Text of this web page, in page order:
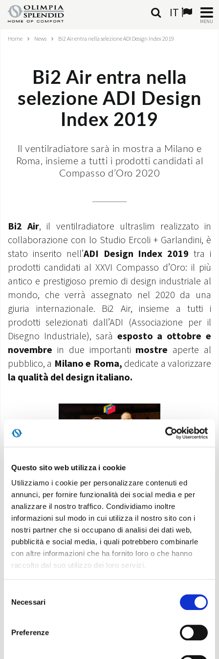
Questo sito web utilizza i cookie
Utilizziamo i cookie per personalizzare contenuti ed
annunci, per fornire funzionalità dei social media e per
analizzare il nostro traffico. Condividiamo inoltre
informazioni sul modo in cui utilizza il nostro sito con i
nostri partner che si occupano di analisi dei dati web,
pubblicità e social media, i quali potrebbero combinarle
con altre informazioni che ha fornito loro o che hanno
raccolto dal suo utilizzo dei loro servizi.
delNecessari
Preferenze
IT
MENU
ITALIANO
CLIMATIZZAZIONE
SISTEMI INTEGRATI
MONDO OS
ASSISTENZA E GARANZIE
CENTRI ASSISTENZA E RICAMBI
AREA DOWNLOAD
Home News Bi2 Air entra nella selezione ADI Design Index 2019
Bi2 Air entra nella
selezione ADI Design
Index 2019
Il ventilradiatore sarà in mostra a Milano e
Roma, insieme a tutti i prodotti candidati al
Compasso d’Oro 2020
Bi2 Air, il ventilradiatore ultraslim realizzato in
collaborazione con lo Studio Ercoli + Garlandini, è
stato inserito nell’ADI Design Index 2019 tra i
prodotti candidati al XXVI Compasso d’Oro: il più
antico e prestigioso premio di design industriale al
mondo, che verrà assegnato nel 2020 da una
giuria internazionale. Bi2 Air, insieme a tutti i
prodotti selezionati dall’ADI (Associazione per il
Disegno Industriale), sarà esposto a ottobre e
novembre in due importanti mostre aperte al
pubblico, a Milano e Roma, dedicate a valorizzare
la qualità del design italiano.
Roberto Saccone, Presidente di Olimpia
Splendid
Per Olimpia Splendid, l’inserimento nell’ADI
Design Index 2019 è un riconoscimento
importante che premia una caratteristica storica
dell’azienda: l'attenzione al design dei prodotti
che, oltre ad essere ad alto contenuto
ingegneristico, devono essere confortevoli sotto
ogni punto di vista. Questo premio è ancora più
prodotto - un ventilradiatore - che appartiene ad